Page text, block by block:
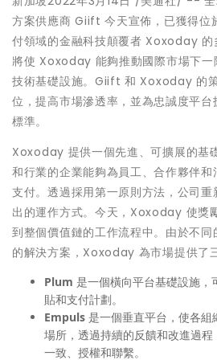
方案供應商 Giift 今天宣佈，已獲得位
付領域的金融科技顛覆者 Xoxoday
將使 Xoxoday 能夠推動國際市場下一
技術基礎設施。Giift 和 Xoxoday 的
位，提高市場滲透率，並為忠誠度平
標準。
Xoxoday 提供一個先進、可擴展的基
和行業的企業能夠為員工、合作夥伴
支付。透過採用第一原則方法，公司
出的運作方式。今天，Xoxoday 使獎
到整個價值鏈的工作流程中。由於不
的解決方案，Xoxoday 為市場提供了
Plum 是一個橫向平台基礎設施
貼和支付計劃。
Empuls 是一個垂直平台，使各
場所，透過持續的反饋和改進過
一致、授權和聯繫。